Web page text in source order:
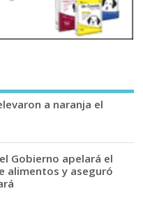
a naranja el
Gobierno apelará el
alimentos y aseguró